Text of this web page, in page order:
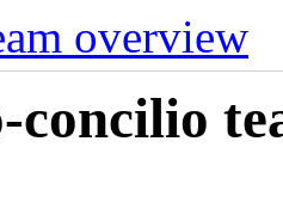
overview
concilio